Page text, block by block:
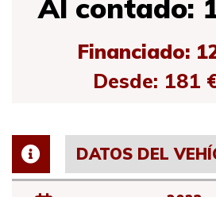
Al contado:
Financiado:
Desde: 181
DATOS DEL